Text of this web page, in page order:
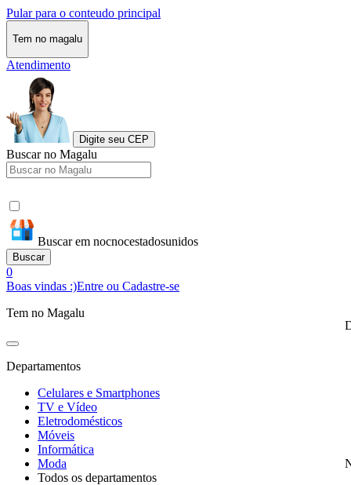
Pular para o conteudo principal
Tem no magalu
Atendimento
Digite seu CEP
Buscar no Magalu
Buscar em nocnocestadosunidos
Buscar
0
Boas vindas :)Entre ou Cadastre-se
Tem no Magalu
Departamentos
Celulares e Smartphones
TV e Vídeo
Eletrodomésticos
Móveis
Informática
Moda
Todos os departamentos